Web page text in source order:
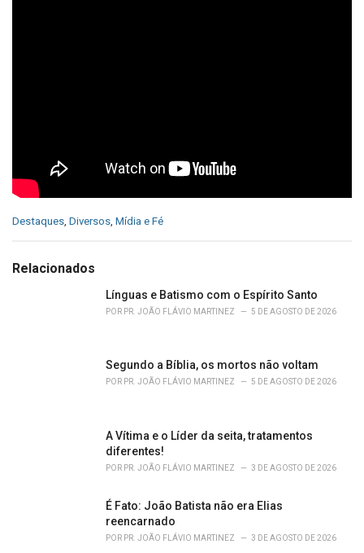
C
e
Destaques, Diversos, Mídia e Fé
Relacionados
Línguas e Batismo com o Espírito Santo
POR PR. JOÃO FLÁVIO MARTINEZ 5 DE AGOSTO DE 2026
Segundo a Bíblia, os mortos não voltam
POR PR. JOÃO FLÁVIO MARTINEZ 5 DE AGOSTO DE 2026
A Vítima e o Líder da seita, tratamentos
diferentes!
POR PR. JOÃO FLÁVIO MARTINEZ 3 DE AGOSTO DE 2026
É Fato: João Batista não era Elias
reencarnado
POR PR. JOÃO FLÁVIO MARTINEZ 3 DE AGOSTO DE 2026